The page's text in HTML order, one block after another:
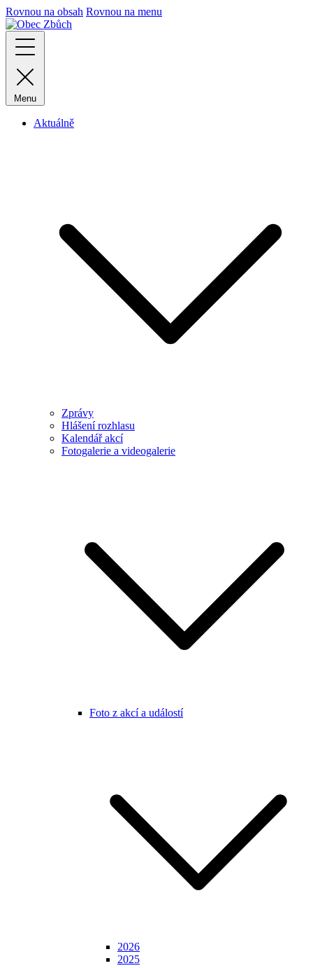
Rovnou na obsah Rovnou na menu
Menu
Aktuálně
Zprávy
Hlášení rozhlasu
Kalendář akcí
Fotogalerie a videogalerie
Foto z akcí a událostí
2026
2025